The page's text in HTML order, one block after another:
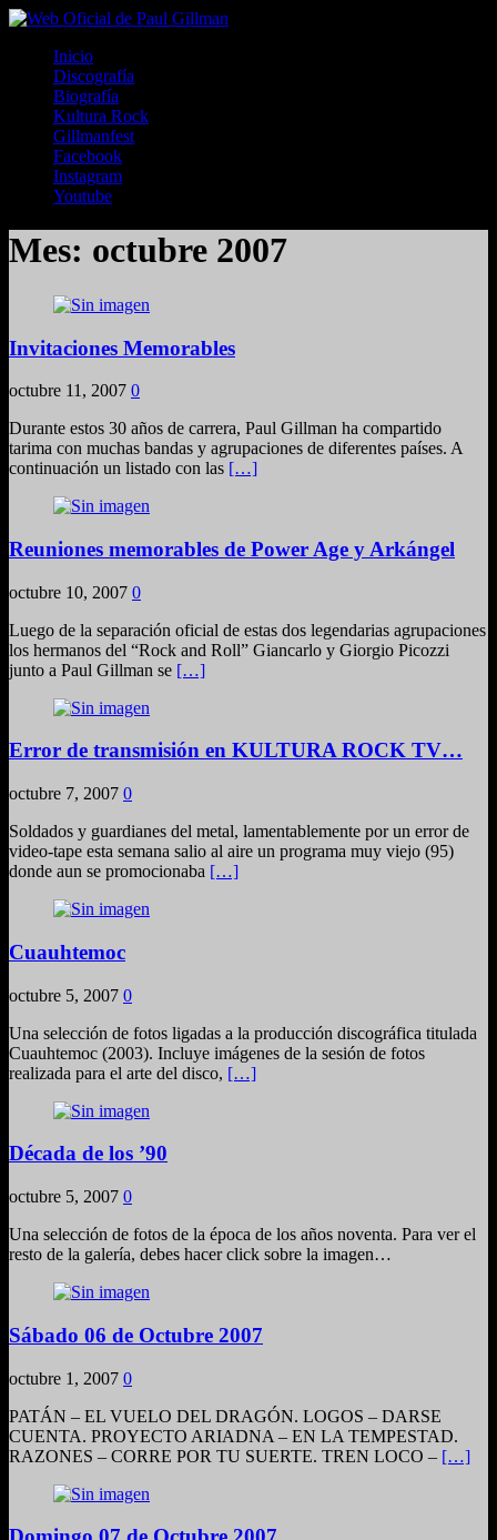
Inicio
Discografía
Biografía
Kultura Rock
Gillmanfest
Facebook
Instagram
Youtube
Mes: octubre 2007
Invitaciones Memorables
octubre 11, 2007 0
Durante estos 30 años de carrera, Paul Gillman ha compartido
tarima con muchas bandas y agrupaciones de diferentes países. A
continuación un listado con las […]
Reuniones memorables de Power Age y Arkángel
octubre 10, 2007 0
Luego de la separación oficial de estas dos legendarias agrupaciones
los hermanos del “Rock and Roll” Giancarlo y Giorgio Picozzi
junto a Paul Gillman se […]
Error de transmisión en KULTURA ROCK TV…
octubre 7, 2007 0
Soldados y guardianes del metal, lamentablemente por un error de
video-tape esta semana salio al aire un programa muy viejo (95)
donde aun se promocionaba […]
Cuauhtemoc
octubre 5, 2007 0
Una selección de fotos ligadas a la producción discográfica titulada
Cuauhtemoc (2003). Incluye imágenes de la sesión de fotos
realizada para el arte del disco, […]
Década de los ’90
octubre 5, 2007 0
Una selección de fotos de la época de los años noventa. Para ver el
resto de la galería, debes hacer click sobre la imagen…
Sábado 06 de Octubre 2007
octubre 1, 2007 0
PATÁN – EL VUELO DEL DRAGÓN. LOGOS – DARSE
CUENTA. PROYECTO ARIADNA – EN LA TEMPESTAD.
RAZONES – CORRE POR TU SUERTE. TREN LOCO – […]